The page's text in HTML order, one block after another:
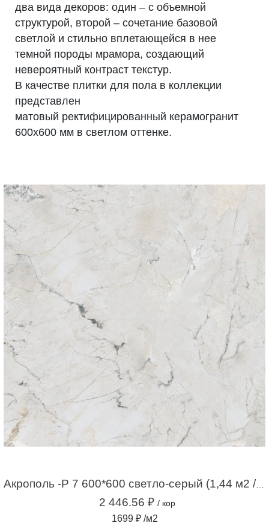
два вида декоров: один – с объемной
структурой, второй – сочетание базовой
светлой и стильно вплетающейся в нее
темной породы мрамора, создающий
невероятный контраст текстур.
В качестве плитки для пола в коллекции
представлен
матовый ректифицированный керамогранит
600х600 мм в светлом оттенке.
Акрополь -Р 7 600*600 светло-серый (1,44 м2 / 4шт)
2 446.56 ₽ / кор
1699 ₽ /м2